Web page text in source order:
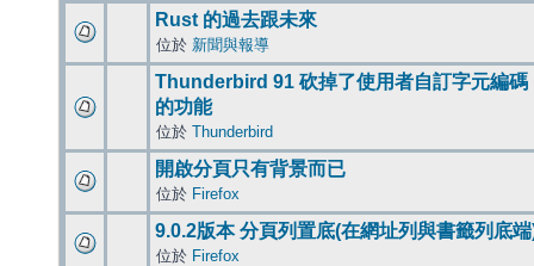
Rust 的過去跟未來
位於 新聞與報導
Thunderbird 91 砍掉了使用者自訂字元編碼
的功能
位於 Thunderbird
開啟分頁只有背景而已
位於 Firefox
9.0.2版本 分頁列置底(在網址列與書籤列底
位於 Firefox